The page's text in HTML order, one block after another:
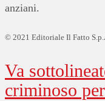
anziani.
© 2021 Editoriale Il Fatto
Va
criminoso